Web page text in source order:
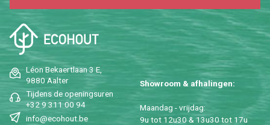
Léon Be­kaert­laan 3 E,
9880 Aal­ter
Tij­dens de ope­nings­uren
+32 9 311 00 94
info@​ecohout.​be
Show­room & af­ha­lin­gen:
Maan­dag - vrij­dag:
9u tot 12u30 & 13u30 tot 17u